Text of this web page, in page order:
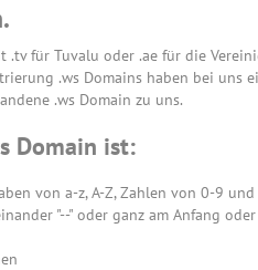
.tv für Tuvalu oder .ae für die
.ws Domains haben bei uns
.ws Domain zu uns.
Domain ist:
von a-z, A-Z, Zahlen von 0-9
"--" oder ganz am Anfang